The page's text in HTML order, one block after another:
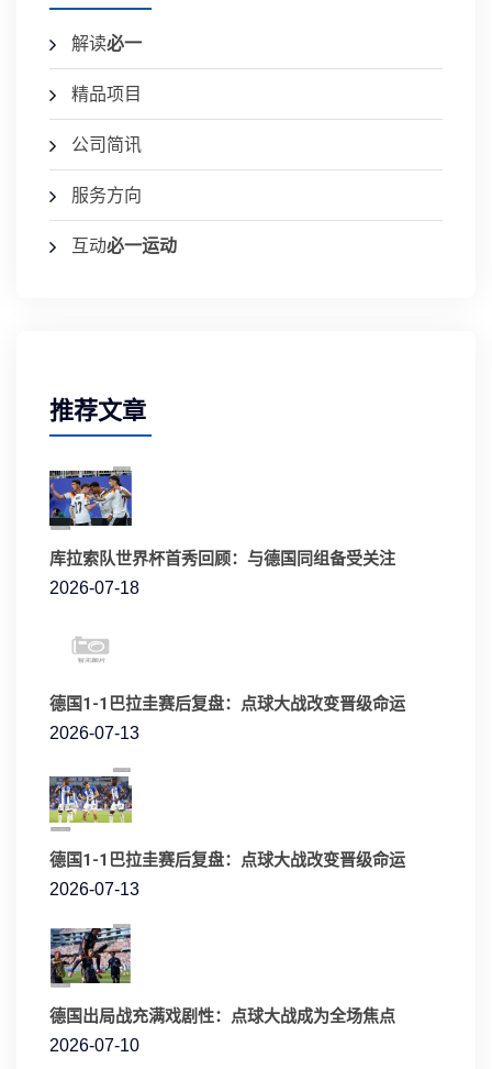
解读必一
精品项目
公司简讯
服务方向
互动必一运动
推荐文章
库拉索队世界杯首秀回顾：与德国同组备受关注
2026-07-18
德国1-1巴拉圭赛后复盘：点球大战改变晋级命运
2026-07-13
德国1-1巴拉圭赛后复盘：点球大战改变晋级命运
2026-07-13
德国出局战充满戏剧性：点球大战成为全场焦点
2026-07-10